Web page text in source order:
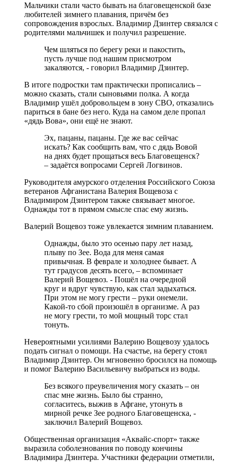
Мальчики стали часто бывать на благовещенской базе
любителей зимнего плавания, причём без
сопровождения взрослых. Владимир Дзинтер связался с
родителями мальчишек и получил разрешение.
Чем шляться по берегу реки и пакостить,
пусть лучше под нашим присмотром
закаляются, - говорил Владимир Дзинтер.
В итоге подростки там практически прописались –
можно сказать, стали сыновьями полка. А когда
Владимир ушёл добровольцем в зону СВО, отказались
париться в бане без него. Куда на самом деле пропал
«дядь Вова», они ещё не знают.
Эх, пацаны, пацаны. Где же вас сейчас
искать? Как сообщить вам, что с дядь Вовой
на днях будет прощаться весь Благовещенск?
– задаётся вопросами Сергей Логвинов.
Руководителя амурского отделения Российского Союза
ветеранов Афганистана Валерия Вощевоза с
Владимиром Дзинтером также связывает многое.
Однажды тот в прямом смысле спас ему жизнь.
Валерий Вощевоз тоже увлекается зимним плаванием.
Однажды, было это осенью пару лет назад,
плыву по Зее. Вода для меня самая
привычная. В феврале и холоднее бывает. А
тут градусов десять всего, – вспоминает
Валерий Вощевоз. - Пошёл на очередной
круг и вдруг чувствую, как стал задыхаться.
При этом не могу грести – руки онемели.
Какой-то сбой произошёл в организме. А раз
не могу грести, то мой мощный торс стал
тонуть.
Невероятными усилиями Валерию Вощевозу удалось
подать сигнал о помощи. На счастье, на берегу стоял
Владимир Дзинтер. Он мгновенно бросился на помощь
и помог Валерию Васильевичу выбраться из воды.
Без всякого преувеличения могу сказать – он
спас мне жизнь. Было бы странно,
согласитесь, выжив в Афгане, утонуть в
мирной речке Зее родного Благовещенска, -
заключил Валерий Вощевоз.
Общественная организация «Аквайс-спорт» также
выразила соболезнования по поводу кончины
Владимира Дзинтера. Участники федерации отметили,